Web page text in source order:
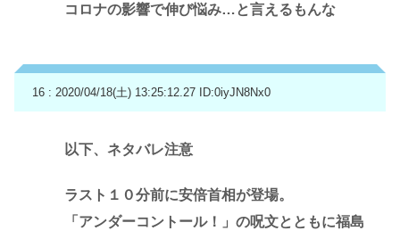
コロナの影響で伸び悩み…と言えるもんな
16 : 2020/04/18(土) 13:25:12.27 ID:0iyJN8Nx0
以下、ネタバレ注意
ラスト１０分前に安倍首相が登場。
「アンダーコントール！」の呪文とともに福島